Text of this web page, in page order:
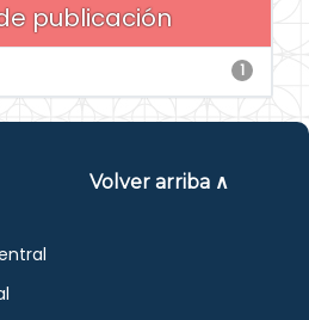
publicación
1
Volver arriba ∧